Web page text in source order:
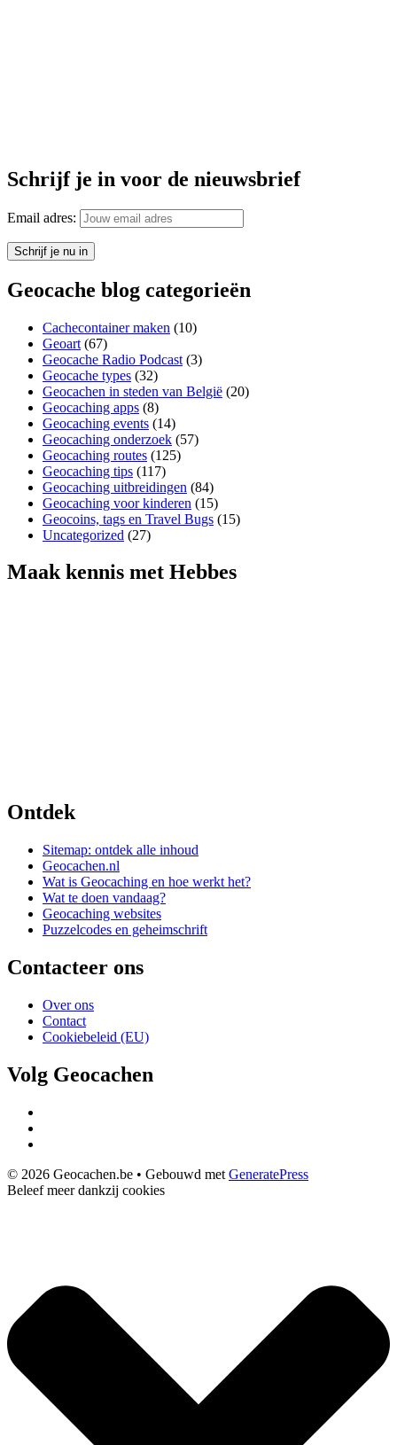
Schrijf je in voor de nieuwsbrief
Email adres:
Geocache blog categorieën
Cachecontainer maken (10)
Geoart (67)
Geocache Radio Podcast (3)
Geocache types (32)
Geocachen in steden van België (20)
Geocaching apps (8)
Geocaching events (14)
Geocaching onderzoek (57)
Geocaching routes (125)
Geocaching tips (117)
Geocaching uitbreidingen (84)
Geocaching voor kinderen (15)
Geocoins, tags en Travel Bugs (15)
Uncategorized (27)
Maak kennis met Hebbes
Ontdek
Sitemap: ontdek alle inhoud
Geocachen.nl
Wat is Geocaching en hoe werkt het?
Wat te doen vandaag?
Geocaching websites
Puzzelcodes en geheimschrift
Contacteer ons
Over ons
Contact
Cookiebeleid (EU)
Volg Geocachen
© 2026 Geocachen.be • Gebouwd met GeneratePress
Beleef meer dankzij cookies